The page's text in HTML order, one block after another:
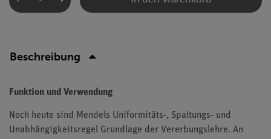
Beschreibung
Funktion und Verwendung
Noch heute sind Mendels Uniformitäts-, Spaltungs- und
Unabhängigkeitsregel Grundlage der Vererbungslehre. An